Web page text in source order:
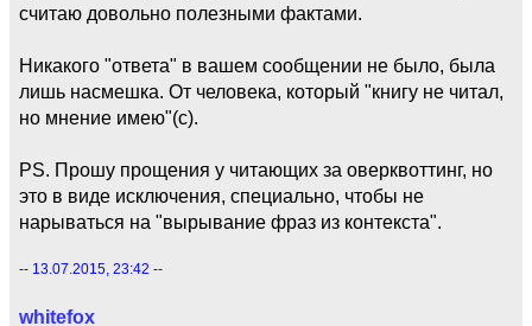
считаю довольно полезными фактами.
Никакого "ответа" в вашем сообщении не было, была
лишь насмешка. От человека, который "книгу не читал,
но мнение имею"(c).
PS. Прошу прощения у читающих за оверквоттинг, но
это в виде исключения, специально, чтобы не
нарываться на "вырывание фраз из контекста".
-- 13.07.2015, 23:42 --
whitefox